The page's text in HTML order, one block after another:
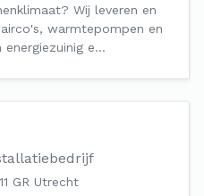
Wij leveren en
warmtepompen en
energiezuinig e…
GR Utrecht